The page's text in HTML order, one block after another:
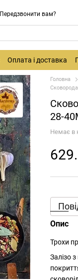
Передзвонити вам?
Оплата і доставка
Головна
28-
Немає в
Опис
Трохи
Залізо